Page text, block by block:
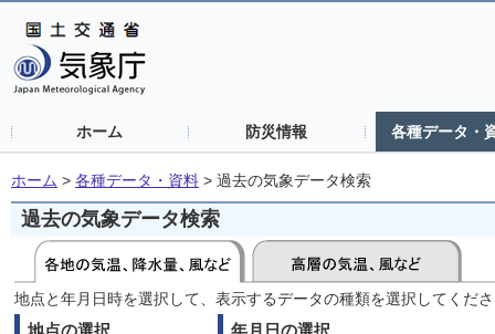
ホーム 防災情報 各種データ・
ホーム > 各種データ・資料 > 過去の気象データ検索
過去の気象データ検索
地点と年月日時を選択して、表示するデータの種類を選択してくだ